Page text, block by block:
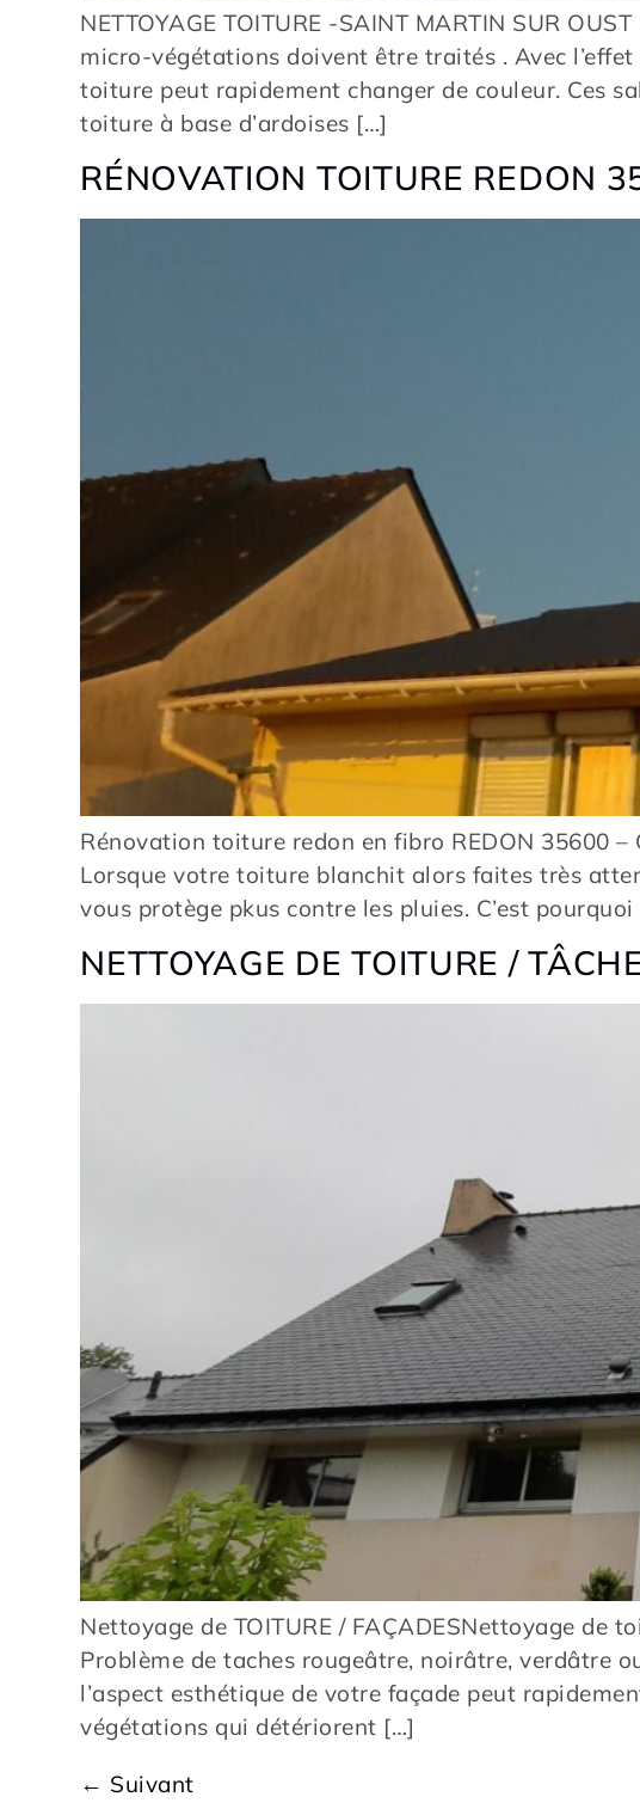
NETTOYAGE TOITURE -SAINT MARTIN SUR
micro-végétations doivent être traités . Avec
toiture peut rapidement changer de couleur. Ces
toiture à base d’ardoises […]
RÉNOVATION TOITURE REDON
Rénovation toiture redon en fibro REDON 35600
Lorsque votre toiture blanchit alors faites très
vous protège pkus contre les pluies. C’est
NETTOYAGE DE TOITURE /
Nettoyage de TOITURE / FAÇADESNettoyage de
Problème de taches rougeâtre, noirâtre, verdâtre
l’aspect esthétique de votre façade peut
végétations qui détériorent […]
← Suivant